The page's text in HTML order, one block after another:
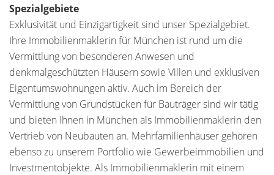
Spezialgebiete
Exklusivität und Einzigartigkeit sind unser Spezialgebiet.
Ihre Immobilienmaklerin für München ist rund um die
Vermittlung von besonderen Anwesen und
denkmalgeschützten Häusern sowie Villen und exklusiven
Eigentumswohnungen aktiv. Auch im Bereich der
Vermittlung von Grundstücken für Bauträger sind wir tätig
und bieten Ihnen in München als Immobilienmaklerin den
Vertrieb von Neubauten an. Mehrfamilienhäuser gehören
ebenso zu unserem Portfolio wie Gewerbeimmobilien und
Investmentobjekte. Als Immobilienmaklerin mit einem